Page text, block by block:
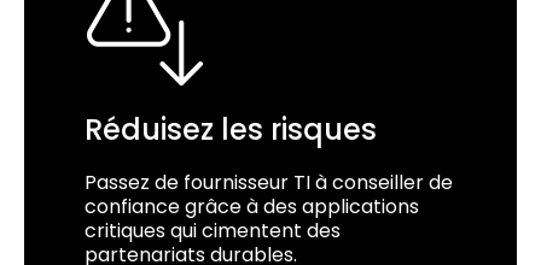
Réduisez les risques
Passez de fournisseur TI à conseiller de
confiance grâce à des applications
critiques qui cimentent des
partenariats durables.